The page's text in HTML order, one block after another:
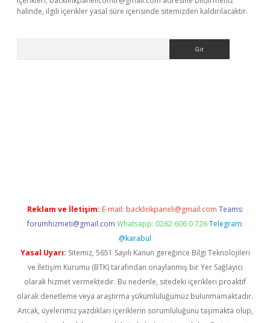
halinde, ilgili içerikler yasal süre içerisinde sitemizden kaldırılacaktır.
Reklam ve İletişim: E-mail: backlinkpaneli@gmail.com Teams:
forumhizmeti@gmail.com Whatsapp: 0262 606 0 726 Telegram:
@karabul
Yasal Uyarı: Sitemiz, 5651 Sayılı Kanun gereğince Bilgi Teknolojileri
ve İletişim Kurumu (BTK) tarafından onaylanmış bir Yer Sağlayıcı
olarak hizmet vermektedir. Bu nedenle, sitedeki içerikleri proaktif
olarak denetleme veya araştırma yükümlülüğümüz bulunmamaktadır.
Ancak, üyelerimiz yazdıkları içeriklerin sorumluluğunu taşımakta olup,